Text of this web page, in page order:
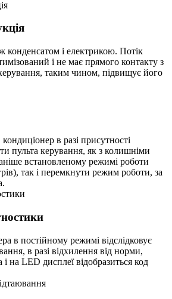
конденсатом і електрикою. Потік
і не має прямого контакту з
таким чином, підвищує його
в разі присутності
пульта керування, як з колишніми
встановленому режимі роботи
так і перемкнути режим роботи, за
в постійному режимі відслідковує
в разі відхилення від норми,
на LED дисплеї відобразиться код